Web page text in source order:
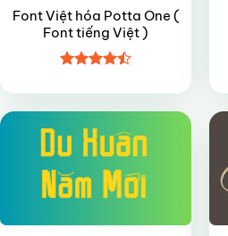
Font Việt hóa Potta One (
Font tiếng Việt )
hạng4.5
5 sao